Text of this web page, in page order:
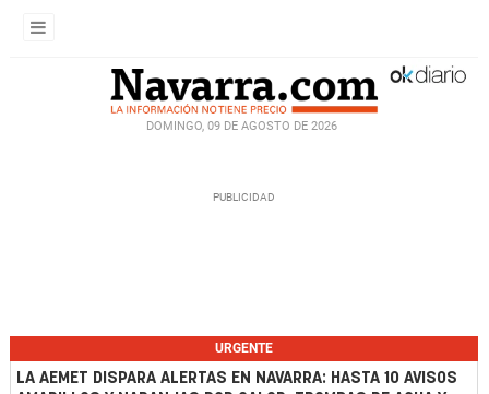
DOMINGO, 09 DE AGOSTO DE 2026
URGENTE
LA AEMET DISPARA ALERTAS EN NAVARRA: HASTA 10 AVISOS